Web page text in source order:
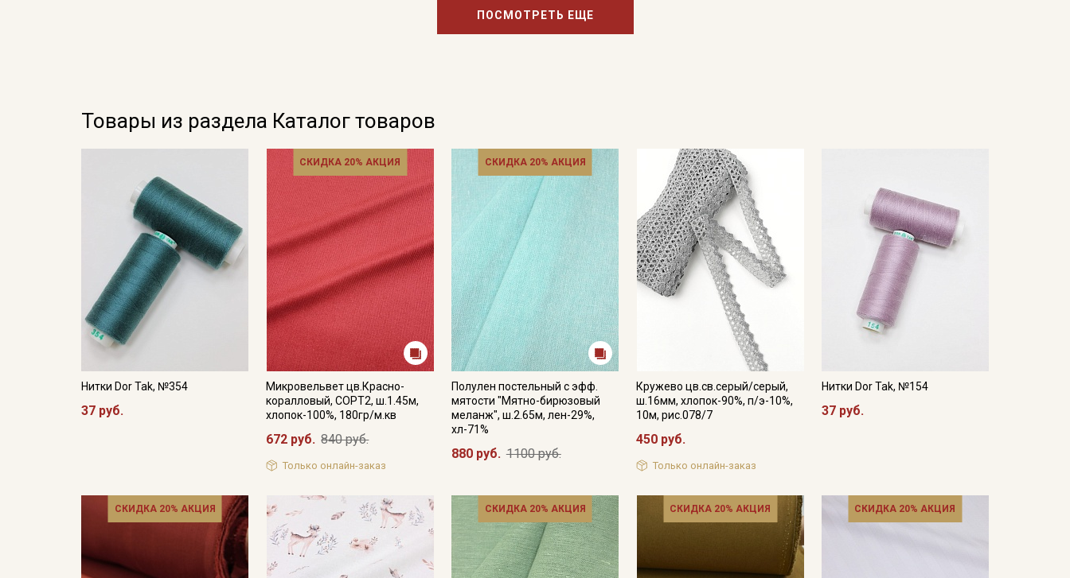
ПОСМОТРЕТЬ ЕЩЕ
Товары из раздела Каталог товаров
Нитки Dor Tak, №354
37 руб.
СКИДКА 20% АКЦИЯ
Микровельвет цв.Красно-
коралловый, СОРТ2, ш.1.45м,
хлопок-100%, 180гр/м.кв
672 руб. 840 руб.
Только онлайн-заказ
СКИДКА 20% АКЦИЯ
Полулен постельный с эфф.
мятости "Мятно-бирюзовый
меланж", ш.2.65м, лен-29%,
хл-71%
880 руб. 1100 руб.
Кружево цв.св.серый/серый,
ш.16мм, хлопок-90%, п/э-10%,
10м, рис.078/7
450 руб.
Только онлайн-заказ
Нитки Dor Tak, №154
37 руб.
СКИДКА 20% АКЦИЯ СКИДКА 20% АКЦИЯ СКИДКА 20% АКЦИЯ СКИДКА 20% АКЦИЯ